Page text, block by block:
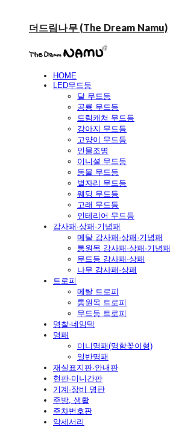
더드림나무 (The Dream Namu)
HOME
LED무드등
달 무드등
공룡 무드등
드림캐쳐 무드등
강아지 무드등
고양이 무드등
인물조명
이니셜 무드등
동물 무드등
별자리 무드등
웨딩 무드등
고래 무드등
인테리어 무드등
감사패·상패·기념패
메탈 감사패·상패·기념패
통원목 감사패·상패·기념패
무드등 감사패·상패
나무 감사패·상패
트로피
메탈 트로피
통원목 트로피
무드등 트로피
명찰·네임텍
명패
미니명패(명함꽂이형)
일반명패
재실표지판·안내판
현판·미니간판
기계·장비 명판
주방, 생활
주차번호판
악세서리